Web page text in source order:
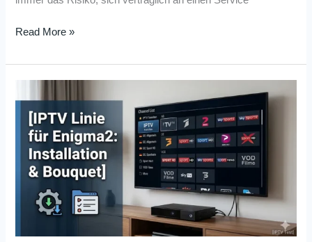
Read More »
Linie
Enigma2:
Installation
Bouquet